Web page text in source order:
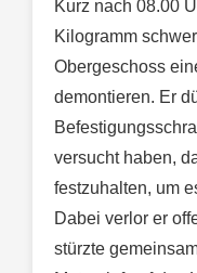
Kurz nach 08.00
Kilogramm
Obergeschoss
demontieren. Er
versucht haben,
festzuhalten, um
Dabei verlor er
stürzte